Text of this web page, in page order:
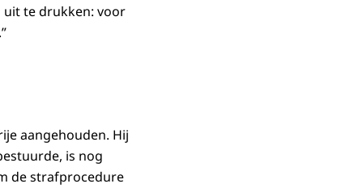
uit te drukken: voor
aangehouden. Hij
is nog
de strafprocedure